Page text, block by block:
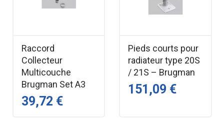
Raccord
Collecteur
Multicouche
Brugman Set A3
39,72 €
Pieds courts pour
radiateur type 20S
/ 21S – Brugman
151,09 €